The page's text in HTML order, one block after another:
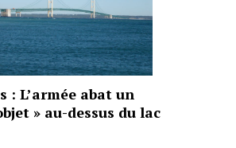
: L’armée abat un
» au-dessus du lac